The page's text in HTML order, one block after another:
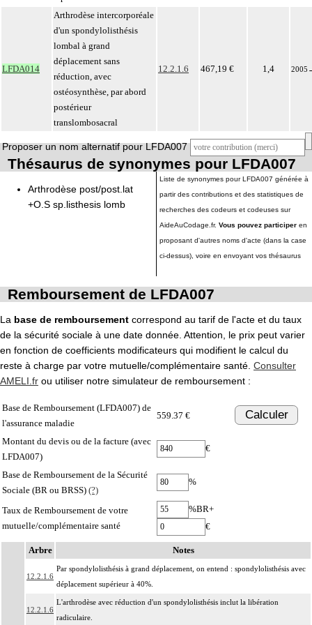
LFDA014
Arthrodèse intercorporéale
d'un spondylolisthésis
lombal à grand
déplacement sans
réduction, avec
ostéosynthèse, par abord
postérieur
translombosacral
12.2.1.6 467,19 € 1,4 2005
Proposer un nom alternatif pour LFDA007
Thésaurus de synonymes pour LFDA007
Arthrodèse post/post.lat
+O.S sp.listhesis lomb
Liste de synonymes pour LFDA007 générée à
partir des contributions et des statistiques de
recherches des codeurs et codeuses sur
AideAuCodage.fr. Vous pouvez participer en
proposant d'autres noms d'acte (dans la case
ci-dessus), voire en envoyant vos thésaurus
Remboursement de LFDA007
La base de remboursement correspond au tarif de l'acte et du taux
de la sécurité sociale à une date donnée. Attention, le prix peut varier
en fonction de coefficients modificateurs qui modifient le calcul du
reste à charge par votre mutuelle/complémentaire santé. Consulter
AMELI.fr ou utiliser notre simulateur de remboursement :
Base de Remboursement (LFDA007) de
l'assurance maladie
559.37 € Calculer
Montant du devis ou de la facture (avec
LFDA007)
€
Base de Remboursement de la Sécurité
Sociale (BR ou BRSS) (?)
%
Taux de Remboursement de votre
mutuelle/complémentaire santé
%BR+
€
Arbre Notes
12.2.1.6
Par spondylolisthésis à grand déplacement, on entend : spondylolisthésis avec
déplacement supérieur à 40%.
12.2.1.6
L'arthrodèse avec réduction d'un spondylolisthésis inclut la libération
radiculaire.